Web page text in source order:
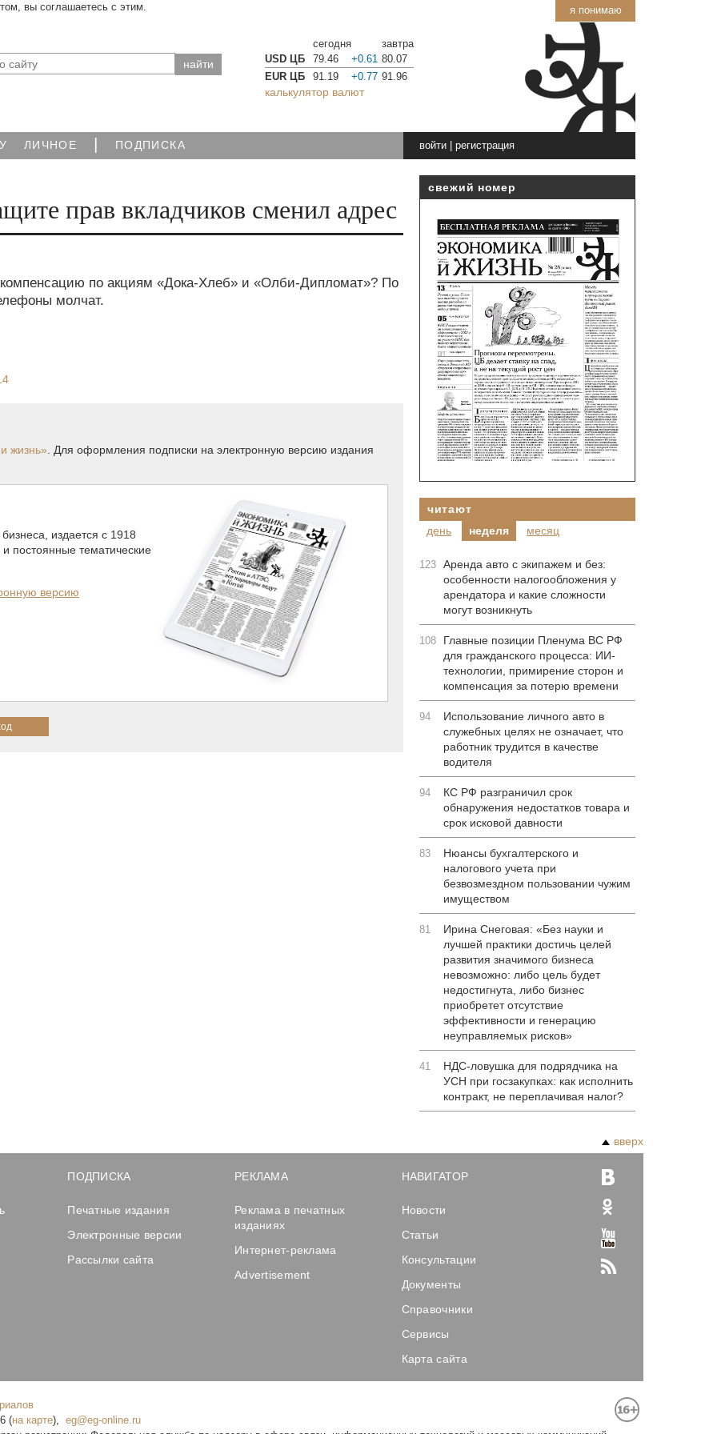
я понимаю
вы соглашаетесь с этим.
сегодня
завтра
USD ЦБ
79.46 +0.61 80.07
EUR ЦБ
91.19 +0.77 91.96
калькулятор валют
ЛИЧНОЕ | ПОДПИСКА войти| регистрация
прав вкладчиков сменил адрес
по акциям «Дока-Хлеб» и «Олби-Дипломат»? По
молчат.
жизнь» . Для оформления подписки на электронную версию издания
издается с 1918
постоянные тематические
версию
свежий номер
читают
день
неделя месяц
123 Аренда авто с экипажем и без:
особенности налогообложения у
арендатора и какие сложности
могут возникнуть
108
Главные позиции Пленума ВС РФ
для гражданского процесса: ИИ-
технологии, примирение сторон и
компенсация за потерю времени
94
Использование личного авто в
служебных целях не означает, что
работник трудится в качестве
водителя
94
КС РФ разграничил срок
обнаружения недостатков товара и
срок исковой давности
83
Нюансы бухгалтерского и
налогового учета при
безвозмездном пользовании чужим
имуществом
81
Ирина Снеговая: «Без науки и
лучшей практики достичь целей
развития значимого бизнеса
невозможно: либо цель будет
недостигнута, либо бизнес
приобретет отсутствие
эффективности и генерацию
неуправляемых рисков»
41
НДС-ловушка для подрядчика на
УСН при госзакупках: как исполнить
контракт, не переплачивая налог?
вверх
ПОДПИСКА
Печатные издания
Электронные версии
Рассылки сайта
РЕКЛАМА
Реклама в печатных
изданиях
Интернет-реклама
Advertisement
НАВИГАТОР
Новости
Статьи
Консультации
Документы
Справочники
Сервисы
Карта сайта
(на карте),